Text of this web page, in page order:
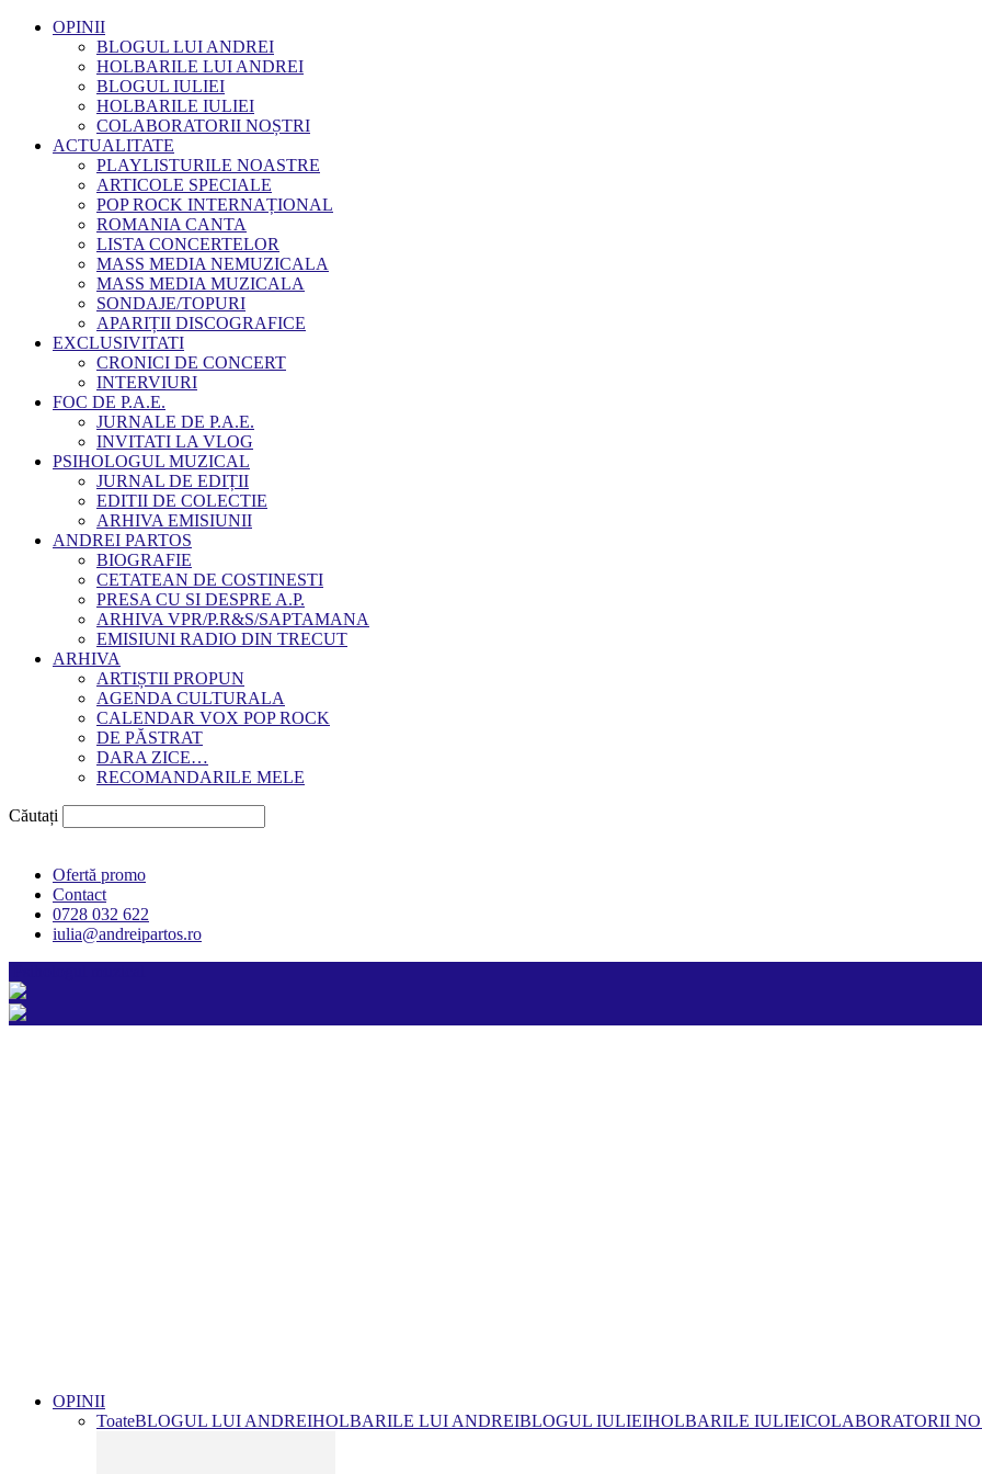
OPINII
BLOGUL LUI ANDREI
HOLBARILE LUI ANDREI
BLOGUL IULIEI
HOLBARILE IULIEI
COLABORATORII NOȘTRI
ACTUALITATE
PLAYLISTURILE NOASTRE
ARTICOLE SPECIALE
POP ROCK INTERNAȚIONAL
ROMANIA CANTA
LISTA CONCERTELOR
MASS MEDIA NEMUZICALA
MASS MEDIA MUZICALA
SONDAJE/TOPURI
APARIȚII DISCOGRAFICE
EXCLUSIVITATI
CRONICI DE CONCERT
INTERVIURI
FOC DE P.A.E.
JURNALE DE P.A.E.
INVITATI LA VLOG
PSIHOLOGUL MUZICAL
JURNAL DE EDIȚII
EDITII DE COLECTIE
ARHIVA EMISIUNII
ANDREI PARTOS
BIOGRAFIE
CETATEAN DE COSTINESTI
PRESA CU SI DESPRE A.P.
ARHIVA VPR/P.R&S/SAPTAMANA
EMISIUNI RADIO DIN TRECUT
ARHIVA
ARTIȘTII PROPUN
AGENDA CULTURALA
CALENDAR VOX POP ROCK
DE PĂSTRAT
DARA ZICE…
RECOMANDARILE MELE
Căutați
Ofertă promo
Contact
0728 032 622
iulia@andreipartos.ro
OPINII
ToateBLOGUL LUI ANDREIHOLBARILE LUI ANDREIBLOGUL IULIEIHOLBARILE IULIEICOLABORATORII